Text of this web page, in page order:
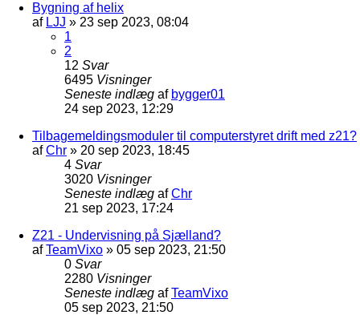
Bygning af helix
af LJJ » 23 sep 2023, 08:04
1
2
12 Svar
6495 Visninger
Seneste indlæg af bygger01
24 sep 2023, 12:29
Tilbagemeldingsmoduler til computerstyret drift med z21?
afChr » 20 sep 2023, 18:45
4 Svar
3020 Visninger
Seneste indlæg afChr
21 sep 2023, 17:24
Z21 - Undervisning på Sjælland?
afTeamVixo » 05 sep 2023, 21:50
0 Svar
2280 Visninger
Seneste indlæg afTeamVixo
05 sep 2023, 21:50